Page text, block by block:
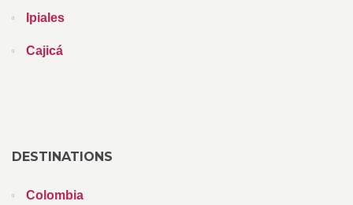
Ipiales
Cajicá
DESTINATIONS
Colombia